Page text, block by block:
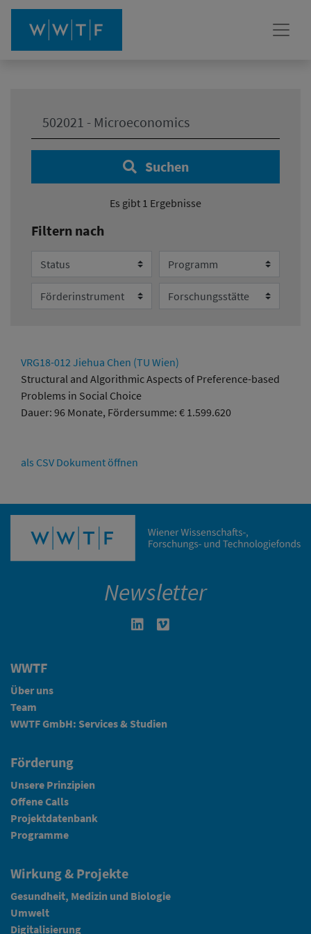
Suchen
Es gibt 1 Ergebnisse
Filtern nach
Status Programm
Förderinstrument Forschungsstätte
VRG18-012 Jiehua Chen (TU Wien)
Structural and Algorithmic Aspects of Preference-based
Problems in Social Choice
Dauer: 96 Monate, Fördersumme: € 1.599.620
als CSV Dokument öffnen
Newsletter
Linkedin in neuem Fenster öffnen
WWTF
Über uns
Team
WWTF GmbH: Services & Studien
Förderung
Unsere Prinzipien
Offene Calls
Projektdatenbank
Programme
Wirkung & Projekte
Gesundheit, Medizin und Biologie
Umwelt
Digitalisierung